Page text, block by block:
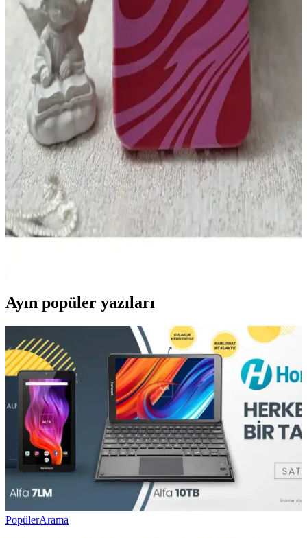
koruma sağlayan tasarım
iPhone 14 için şeffaf silikon kılıf, estetik ve dayanıklı koruma sunar.
Orijinal tasarımı sergilemenize imkan tanırken, darbelere ve
çizilmelere karşı üstün koruma sağlar, kullanım kolaylığı ve şıklık bir
arada.
iPhone 11 Uyumlu Kalp ve Kurdele Motifli Silikon
Kılıfın Estetik ve Koruyucu Özellikleri
iPhone 11 uyumlu kalp ve kurdele motifli silikon kılıf, estetik ve
fonksiyonellik sunar. Hafif, esnek ve dayanıklı yapısıyla cihazı
çizilmelere ve darbelerden korur, günlük kullanım için idealdir.
Samsung A54 İçin Silikon Kadife Telefon Kılıfı
Dayanıklılık ve Estetiğin Buluşması
Samsung A54 modeli için tasarlanmış silikon kadife telefon kılıfı,
Ayın popüler yazıları
PopülerArama